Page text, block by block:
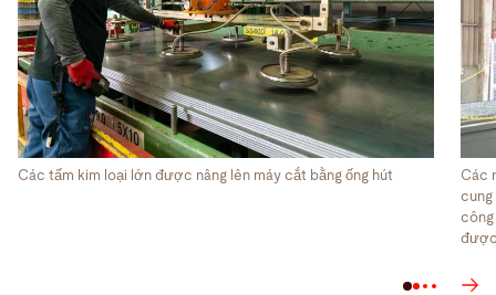
Các tấm kim loại lớn được nâng lên máy cắt bằng ống hút
Các
cung
công